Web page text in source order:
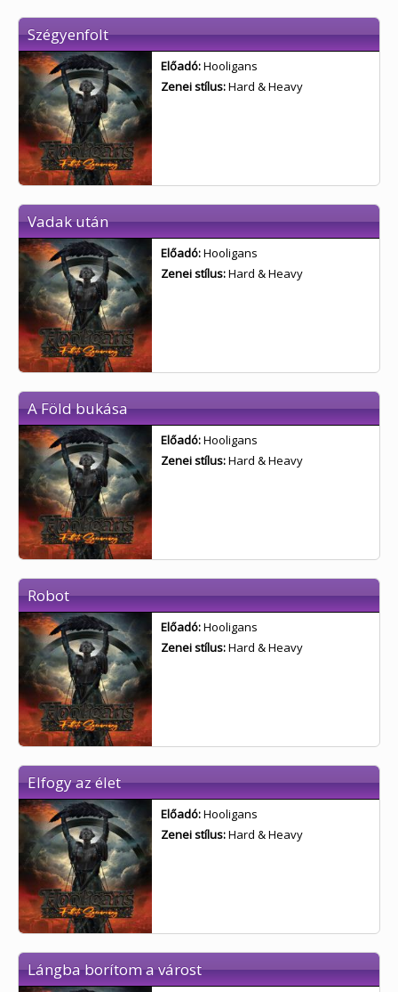
Szégyenfolt
Előadó:Hooligans
Zenei stílus:Hard & Heavy
Vadak után
Előadó:Hooligans
Zenei stílus:Hard & Heavy
A Föld bukása
Előadó:Hooligans
Zenei stílus:Hard & Heavy
Robot
Előadó:Hooligans
Zenei stílus:Hard & Heavy
Elfogy az élet
Előadó:Hooligans
Zenei stílus:Hard & Heavy
Lángba borítom a várost